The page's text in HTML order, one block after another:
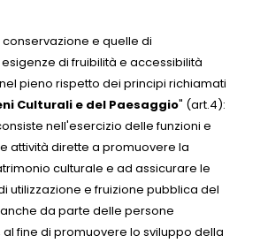
e quelle di
di fruibilità e accessibilità
pieno rispetto dei principi richiamati
Culturali e del Paesaggio" (art.4):
nell'esercizio delle funzioni e
attività dirette a promuovere la
culturale e ad assicurare le
utilizzazione e fruizione pubblica del
da parte delle persone
fine di promuovere lo sviluppo della